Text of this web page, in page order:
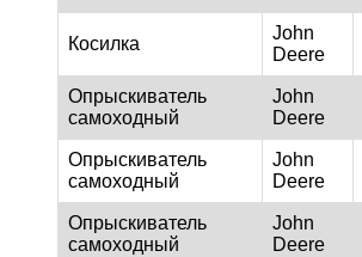
Косилка
John
Deere
Опрыскиватель
самоходный
John
Deere
Опрыскиватель
самоходный
John
Deere
Опрыскиватель
самоходный
John
Deere